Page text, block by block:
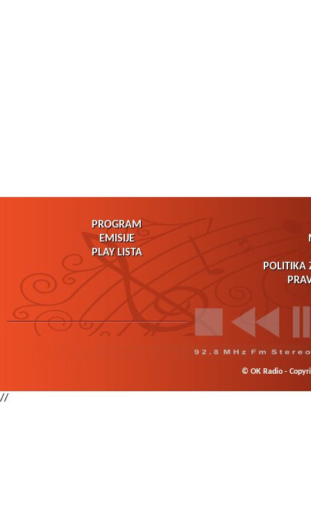
PROGRAM
EMISIJE
PLAY LISTA
POLITIKA
© OK Radio -
//